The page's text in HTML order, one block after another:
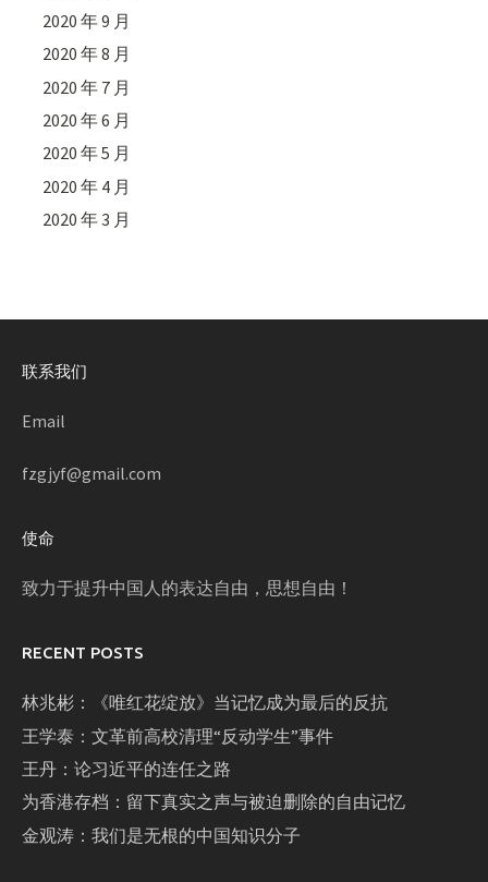
2020 年 9 月
2020 年 8 月
2020 年 7 月
2020 年 6 月
2020 年 5 月
2020 年 4 月
2020 年 3 月
联系我们
Email
fzgjyf@gmail.com
使命
致力于提升中国人的表达自由，思想自由！
RECENT POSTS
林兆彬：《唯红花绽放》当记忆成为最后的反抗
王学泰：文革前高校清理“反动学生”事件
王丹：论习近平的连任之路
为香港存档：留下真实之声与被迫删除的自由记忆
金观涛：我们是无根的中国知识分子